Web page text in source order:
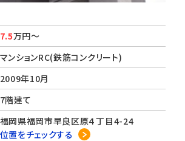
7.5万円～
マンションRC(鉄筋コンクリート)
2009年10月
7階建て
福岡県福岡市早良区原４丁目4-24
位置をチェックする